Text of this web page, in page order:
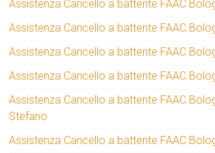
Assistenza Cancello a battente FAAC
Assistenza Cancello a battente FAAC
Assistenza Cancello a battente FAAC
Assistenza Cancello a battente FAAC
Assistenza Cancello a battente FAAC
Stefano
Assistenza Cancello a battente FAAC